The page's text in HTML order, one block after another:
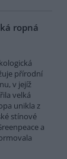
ropná
přírodní
v jejíž
velká
unikla z
stínové
a